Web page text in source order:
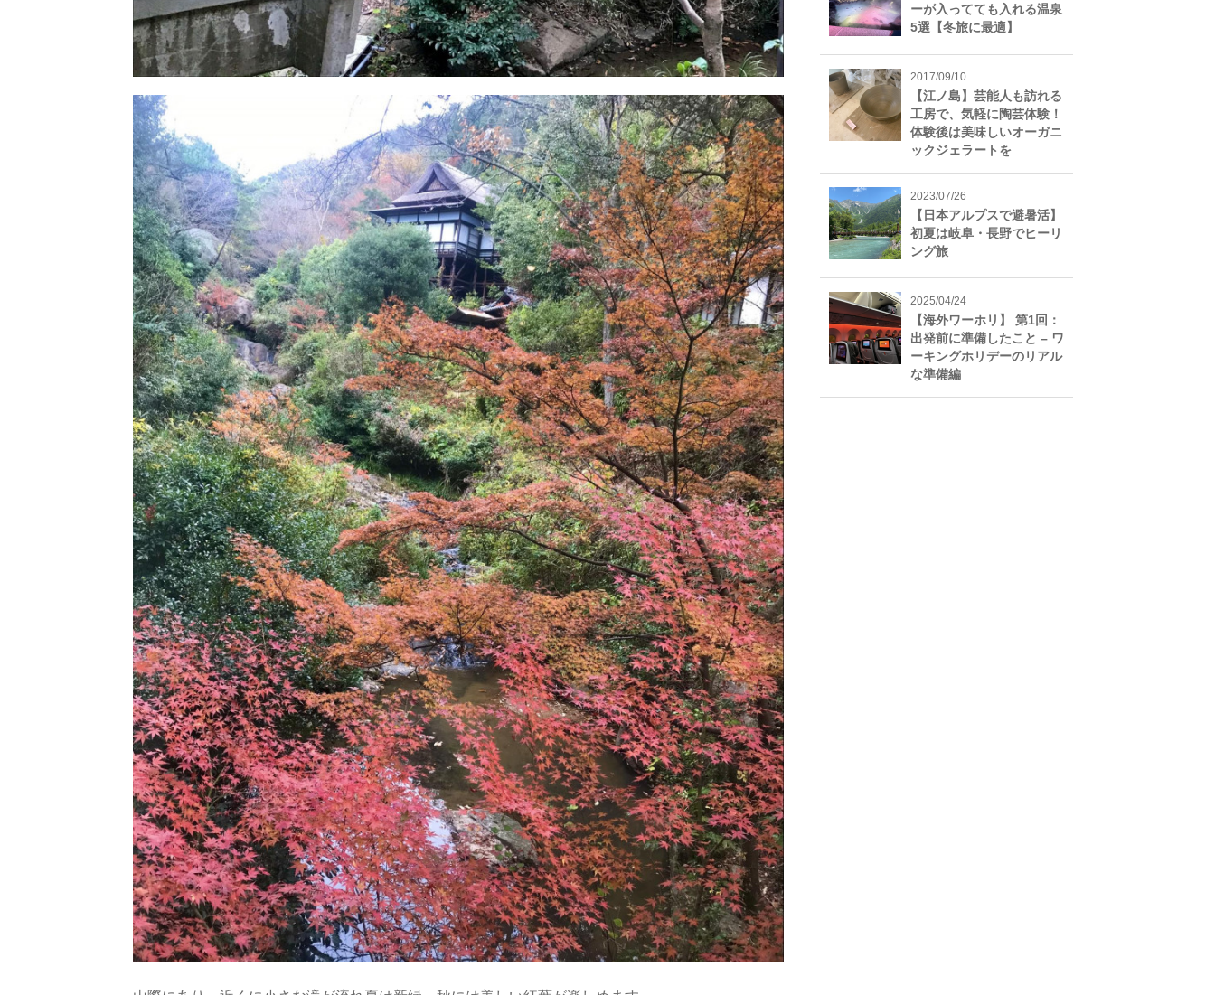
ーが入ってても入れる温泉
5選【冬旅に最適】
2017/09/10
【江ノ島】芸能人も訪れる
工房で、気軽に陶芸体験！
体験後は美味しいオーガニ
ックジェラートを
2023/07/26
【日本アルプスで避暑活】
初夏は岐阜・長野でヒーリ
ング旅
2025/04/24
【海外ワーホリ】 第1回：
出発前に準備したこと – ワ
ーキングホリデーのリアル
な準備編